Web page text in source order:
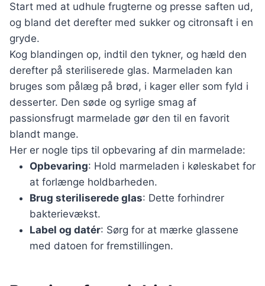
Start med at udhule frugterne og presse saften ud,
og bland det derefter med sukker og citronsaft i en
gryde.
Kog blandingen op, indtil den tykner, og hæld den
derefter på steriliserede glas. Marmeladen kan
bruges som pålæg på brød, i kager eller som fyld i
desserter. Den søde og syrlige smag af
passionsfrugt marmelade gør den til en favorit
blandt mange.
Her er nogle tips til opbevaring af din marmelade:
Opbevaring: Hold marmeladen i køleskabet for
at forlænge holdbarheden.
Brug steriliserede glas: Dette forhindrer
bakterievækst.
Label og datér: Sørg for at mærke glassene
med datoen for fremstillingen.